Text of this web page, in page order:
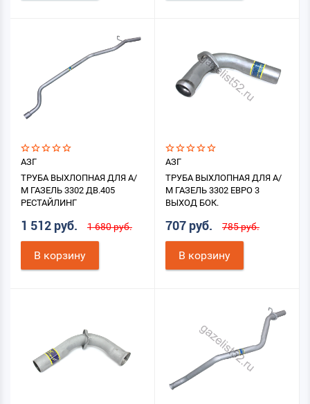
АЗГ
ТРУБА ВЫХЛОПНАЯ ДЛЯ А/
М ГАЗЕЛЬ 3302 ДВ.405
РЕСТАЙЛИНГ
1 512 руб. 1 680 руб.
В корзину
АЗГ
ТРУБА ВЫХЛОПНАЯ ДЛЯ А/
М ГАЗЕЛЬ 3302 ЕВРО 3
ВЫХОД БОК.
707 руб. 785 руб.
В корзину